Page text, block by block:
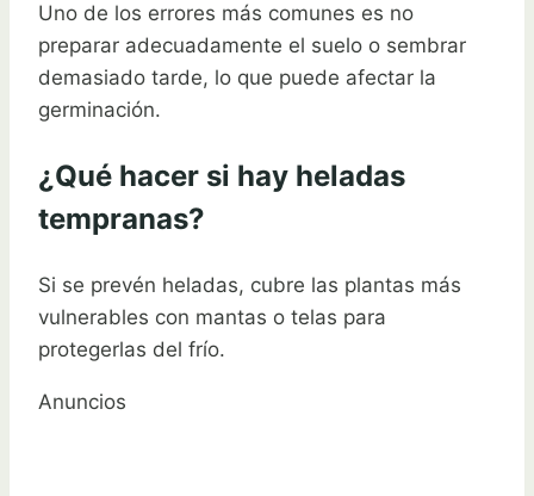
Uno de los errores más comunes es no
preparar adecuadamente el suelo o sembrar
demasiado tarde, lo que puede afectar la
germinación.
¿Qué hacer si hay heladas
tempranas?
Si se prevén heladas, cubre las plantas más
vulnerables con mantas o telas para
protegerlas del frío.
Anuncios